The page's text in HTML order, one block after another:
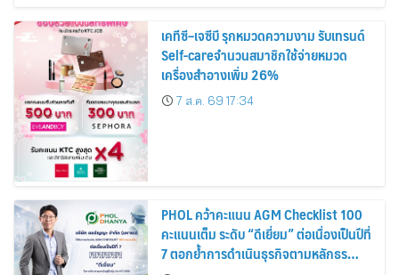
เคทีซี–เจซีบี รุกหมวดความงาม รับเทรนด์
Self-careจำนวนสมาชิกใช้จ่ายหมวด
เครื่องสำอางเพิ่ม 26%
7 ส.ค. 69 17:34
PHOL คว้าคะแนน AGM Checklist 100
คะแนนเต็ม ระดับ “ดีเยี่ยม” ต่อเนื่องเป็นปีที่
7 ตอกย้ำการดำเนินธุรกิจตามหลักธร